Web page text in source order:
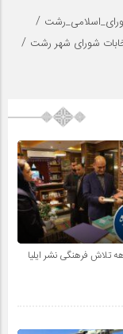
/
شورای شهر رشت /
تلاش فرهنگی نشر ایلیا